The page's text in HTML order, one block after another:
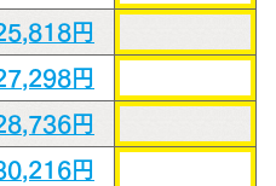
円
円
円
円